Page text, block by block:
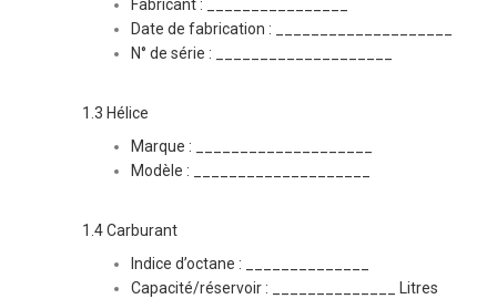
Fabricant : ________________
Date de fabrication : ____________________
N° de série : ____________________
1.3 Hélice
Marque : ____________________
Modèle : ____________________
1.4 Carburant
Indice d’octane : ______________
Capacité/réservoir : ______________ Litres